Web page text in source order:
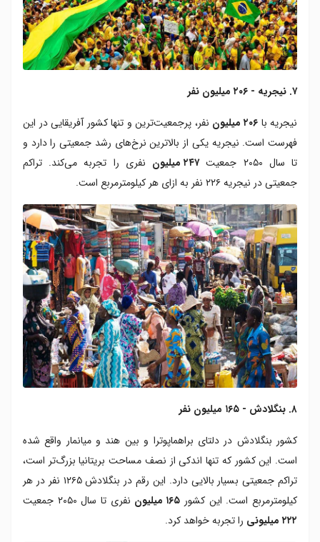
۷. نیجریه - ۲۰۶ میلیون نفر
نیجریه با ۲۰۶ میلیون
نفر، پرجمعیت‌ترین و تنها کشور آفریقایی در این
فهرست است. نیجریه یکی از بالاترین نرخ‌های رشد جمعیتی را دارد و
تا سال ۲۰۵۰ جمعیت
۲۴۷ میلیون
نفری را تجربه می‌کند. تراکم
جمعیتی در نیجریه ۲۲۶ نفر به ازای هر کیلومترمربع است.
۸. بنگلادش - ۱۶۵ میلیون نفر
کشور بنگلادش در دلتای براهماپوترا و بین هند و میانمار واقع شده
است. این کشور که تنها اندکی از نصف مساحت بریتانیا بزرگ‌تر است،
تراکم جمعیتی بسیار بالایی دارد. این رقم در بنگلادش ۱۲۶۵ نفر در هر
کیلومترمربع است. این کشور ۱۶۵ میلیون
نفری تا سال ۲۰۵۰ جمعیت
۲۲۲ میلیونی
را تجربه خواهد کرد.